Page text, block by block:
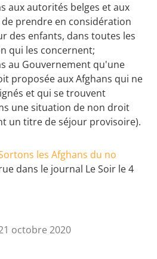
aux autorités belges et aux
prendre en considération
des enfants, dans toutes les
qui les concernent;
au Gouvernement qu'une
proposée aux Afghans qui ne
et qui se trouvent
une situation de non droit
un titre de séjour provisoire).
les Afghans du no
dans le journal Le Soir le 4
octobre 2020